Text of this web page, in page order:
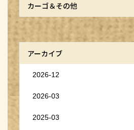
カーゴ＆その他
アーカイブ
2026-12
2026-03
2025-03